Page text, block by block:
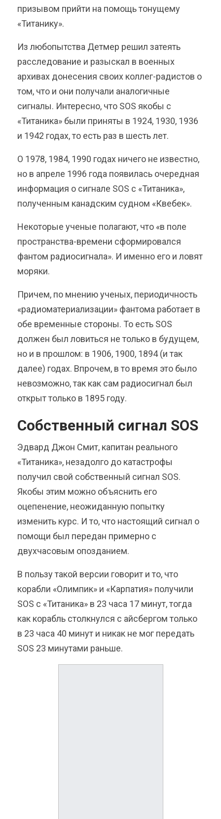
призывом прийти на помощь тонущему
«Титанику».
Из любопытства Детмер решил затеять
расследование и разыскал в военных
архивах донесения своих коллег-радистов о
том, что и они получали аналогичные
сигналы. Интересно, что SOS якобы с
«Титаника» были приняты в 1924, 1930, 1936
и 1942 годах, то есть раз в шесть лет.
О 1978, 1984, 1990 годах ничего не известно,
но в апреле 1996 года появилась очередная
информация о сигнале SOS с «Титаника»,
полученным канадским судном «Квебек».
Некоторые ученые полагают, что «в поле
пространства-времени сформировался
фантом радиосигнала». И именно его и ловят
моряки.
Причем, по мнению ученых, периодичность
«радиоматериализации» фантома работает в
обе временные стороны. То есть SOS
должен был ловиться не только в будущем,
но и в прошлом: в 1906, 1900, 1894 (и так
далее) годах. Впрочем, в то время это было
невозможно, так как сам радиосигнал был
открыт только в 1895 году.
Собственный сигнал SOS
Эдвард Джон Смит, капитан реального
«Титаника», незадолго до катастрофы
получил свой собственный сигнал SOS.
Якобы этим можно объяснить его
оцепенение, неожиданную попытку
изменить курс. И то, что настоящий сигнал о
помощи был передан примерно с
двухчасовым опозданием.
В пользу такой версии говорит и то, что
корабли «Олимпик» и «Карпатия» получили
SOS с «Титаника» в 23 часа 17 минут, тогда
как корабль столкнулся с айсбергом только
в 23 часа 40 минут и никак не мог передать
SOS 23 минутами раньше.